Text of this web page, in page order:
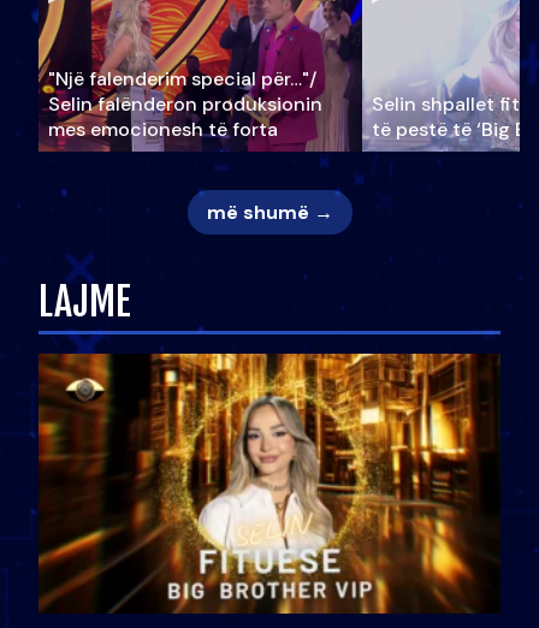
"Një falenderim special për…"/
Selin falënderon produksionin
mes emocionesh të forta
Selin shpallet
të pestë të ‘Big
më shumë →
LAJME